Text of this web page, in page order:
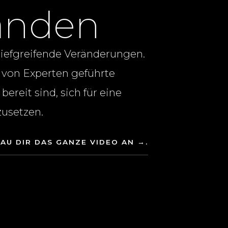
Veränderungen.
Experten geführte
sind, sich für eine
DIR DAS GANZE VIDEO AN →.